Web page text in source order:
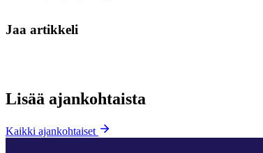
Jaa artikkeli
Lisää ajankohtaista
Kaikki ajankohtaiset